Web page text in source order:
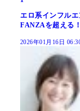
エロ系インフル
FANZAを超える！
2026年01月16日